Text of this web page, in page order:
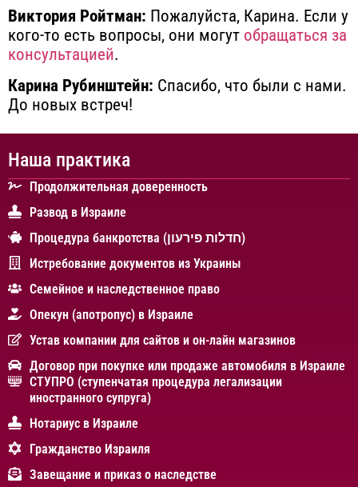
Виктория Ройтман: Пожалуйста, Карина. Если у
кого-то есть вопросы, они могут обращаться за
консультацией.
Карина Рубинштейн: Спасибо, что были с нами.
До новых встреч!
Наша практика
Продолжительная доверенность
Развод в Израиле
Процедура банкротства (חדלות פירעון)
Истребование документов из Украины
Cемейное и наследственное право
Опекун (апотропус) в Израиле
Устав компании для сайтов и он-лайн магазинов
Договор при покупке или продаже автомобиля в Израиле
СТУПРО (ступенчатая процедура легализации
иностранного супруга)
Нотариус в Израиле
Гражданство Израиля
Завещание и приказ о наследстве